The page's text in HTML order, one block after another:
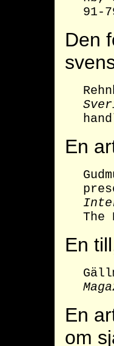
91-
Den
En
The
En
En
om